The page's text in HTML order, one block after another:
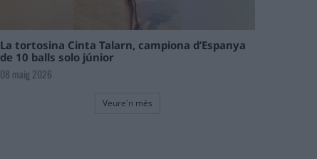
La tortosina Cinta Talarn, campiona d’Espanya
de 10 balls solo júnior
08 maig 2026
Veure'n més